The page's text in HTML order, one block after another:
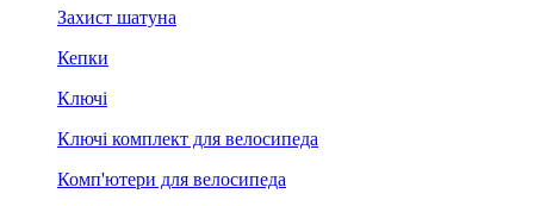
Захист шатуна
Кепки
Ключі
Ключі комплект для велосипеда
Комп'ютери для велосипеда